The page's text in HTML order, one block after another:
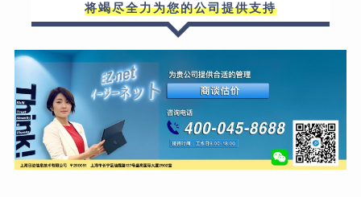
将竭尽全力为您的公司提供支持